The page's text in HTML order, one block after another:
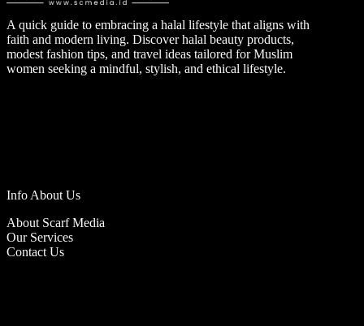
A quick guide to embracing a halal lifestyle that aligns with
faith and modern living. Discover halal beauty products,
modest fashion tips, and travel ideas tailored for Muslim
women seeking a mindful, stylish, and ethical lifestyle.
Info About Us
About Scarf Media
Our Services
Contact Us